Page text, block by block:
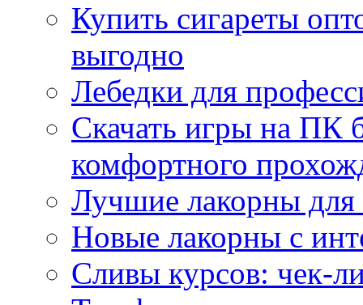
Купить сигареты
выгодно
Лебедки для
Скачать игры на ПК
комфортного
Лучшие лакорны для
Новые лакорны с
Сливы курсов: чек-